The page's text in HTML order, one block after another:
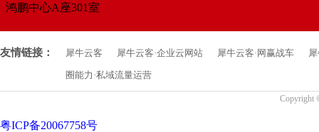
鸿鹏中心A座301室
友情链接： 犀牛云客 犀牛云客·企业云网站 犀牛云客·网赢战车
圈能力·私域流量运营
Copyright
粤ICP备20067758号